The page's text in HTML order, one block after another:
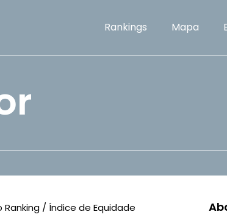
Rankings Mapa
Ranking / Índice de Equidade